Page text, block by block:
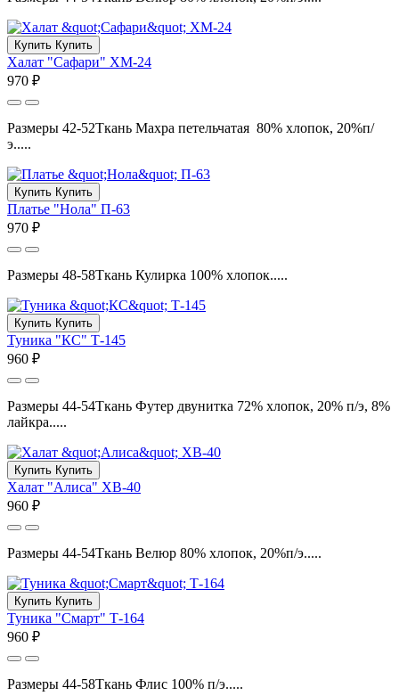
Купить Купить
Халат "Сафари" ХМ-24
970 ₽
Размеры 42-52Ткань Махра петельчатая 80% хлопок, 20%п/
э.....
Купить Купить
Платье "Нола" П-63
970 ₽
Размеры 48-58Ткань Кулирка 100% хлопок.....
Купить Купить
Туника "КС" Т-145
960 ₽
Размеры 44-54Ткань Футер двунитка 72% хлопок, 20% п/э, 8%
лайкра.....
Купить Купить
Халат "Алиса" ХВ-40
960 ₽
Размеры 44-54Ткань Велюр 80% хлопок, 20%п/э.....
Купить Купить
Туника "Смарт" Т-164
960 ₽
Размеры 44-58Ткань Флис 100% п/э.....